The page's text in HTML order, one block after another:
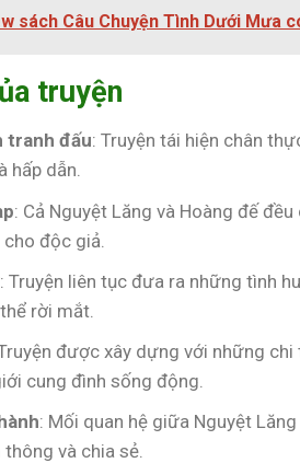
sách Câu Chuyện Tình Dưới Mưa
truyện
tranh đấu: Truyện tái hiện chân
hấp dẫn.
: Cả Nguyệt Lăng và Hoàng đế
độc giả.
: Truyện liên tục đưa ra những tình
rời mắt.
được xây dựng với những
cung đình sống động.
: Mối quan hệ giữa Nguyệt
và chia sẻ.